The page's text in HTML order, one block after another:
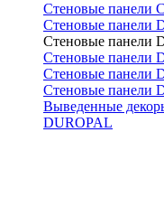
Стеновые панели
Стеновые панели
Стеновые панели
Стеновые панели
Стеновые панели
Стеновые панели
Выведенные
DUROPAL